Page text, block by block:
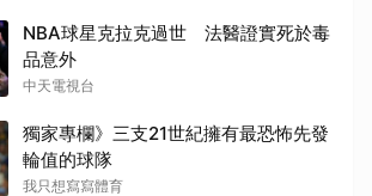
NBA球星克拉克過世 法醫證實死於毒
品意外
中天電視台
獨家專欄》三支21世紀擁有最恐怖先發
輪值的球隊
我只想寫寫體育
取消